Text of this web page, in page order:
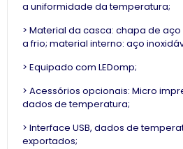
a uniformidade da temperatura;
> Material da casca: chapa de
a frio; material interno: aço
> Equipado com LEDomp;
> Acessórios opcionais: Micro
dados de temperatura;
> Interface USB, dados de
exportados;